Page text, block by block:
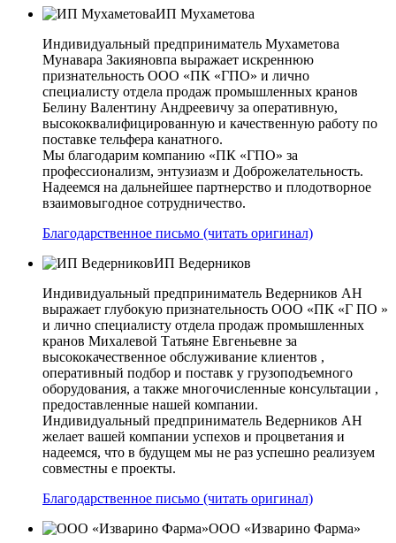
ИП Мухаметова
Индивидуальный предприниматель Мухаметова
Мунавара Закияновпа выражает искреннюю
признательность ООО «ПК «ГПО» и лично
специалисту отдела продаж промышленных кранов
Белину Валентину Андреевичу за оперативную,
высококвалифицированную и качественную работу по
поставке тельфера канатного.
Мы благодарим компанию «ПК «ГПО» за
профессионализм, энтузиазм и Доброжелательность.
Надеемся на дальнейшее партнерство и плодотворное
взаимовыгодное сотрудничество.
Благодарственное письмо (читать оригинал)
ИП Ведерников
Индивидуальный предприниматель Ведерников АН
выражает глубокую признательность ООО «ПК «Г ПО »
и лично специалисту отдела продаж промышленных
кранов Михалевой Татьяне Евгеньевне за
высококачественное обслуживание клиентов ,
оперативный подбор и поставк у грузоподъемного
оборудования, а также многочисленные консультации ,
предоставленные нашей компании.
Индивидуальный предприниматель Ведерников АН
желает вашей компании успехов и процветания и
надеемся, что в будущем мы не раз успешно реализуем
совместны е проекты.
Благодарственное письмо (читать оригинал)
ООО «Изварино Фарма»